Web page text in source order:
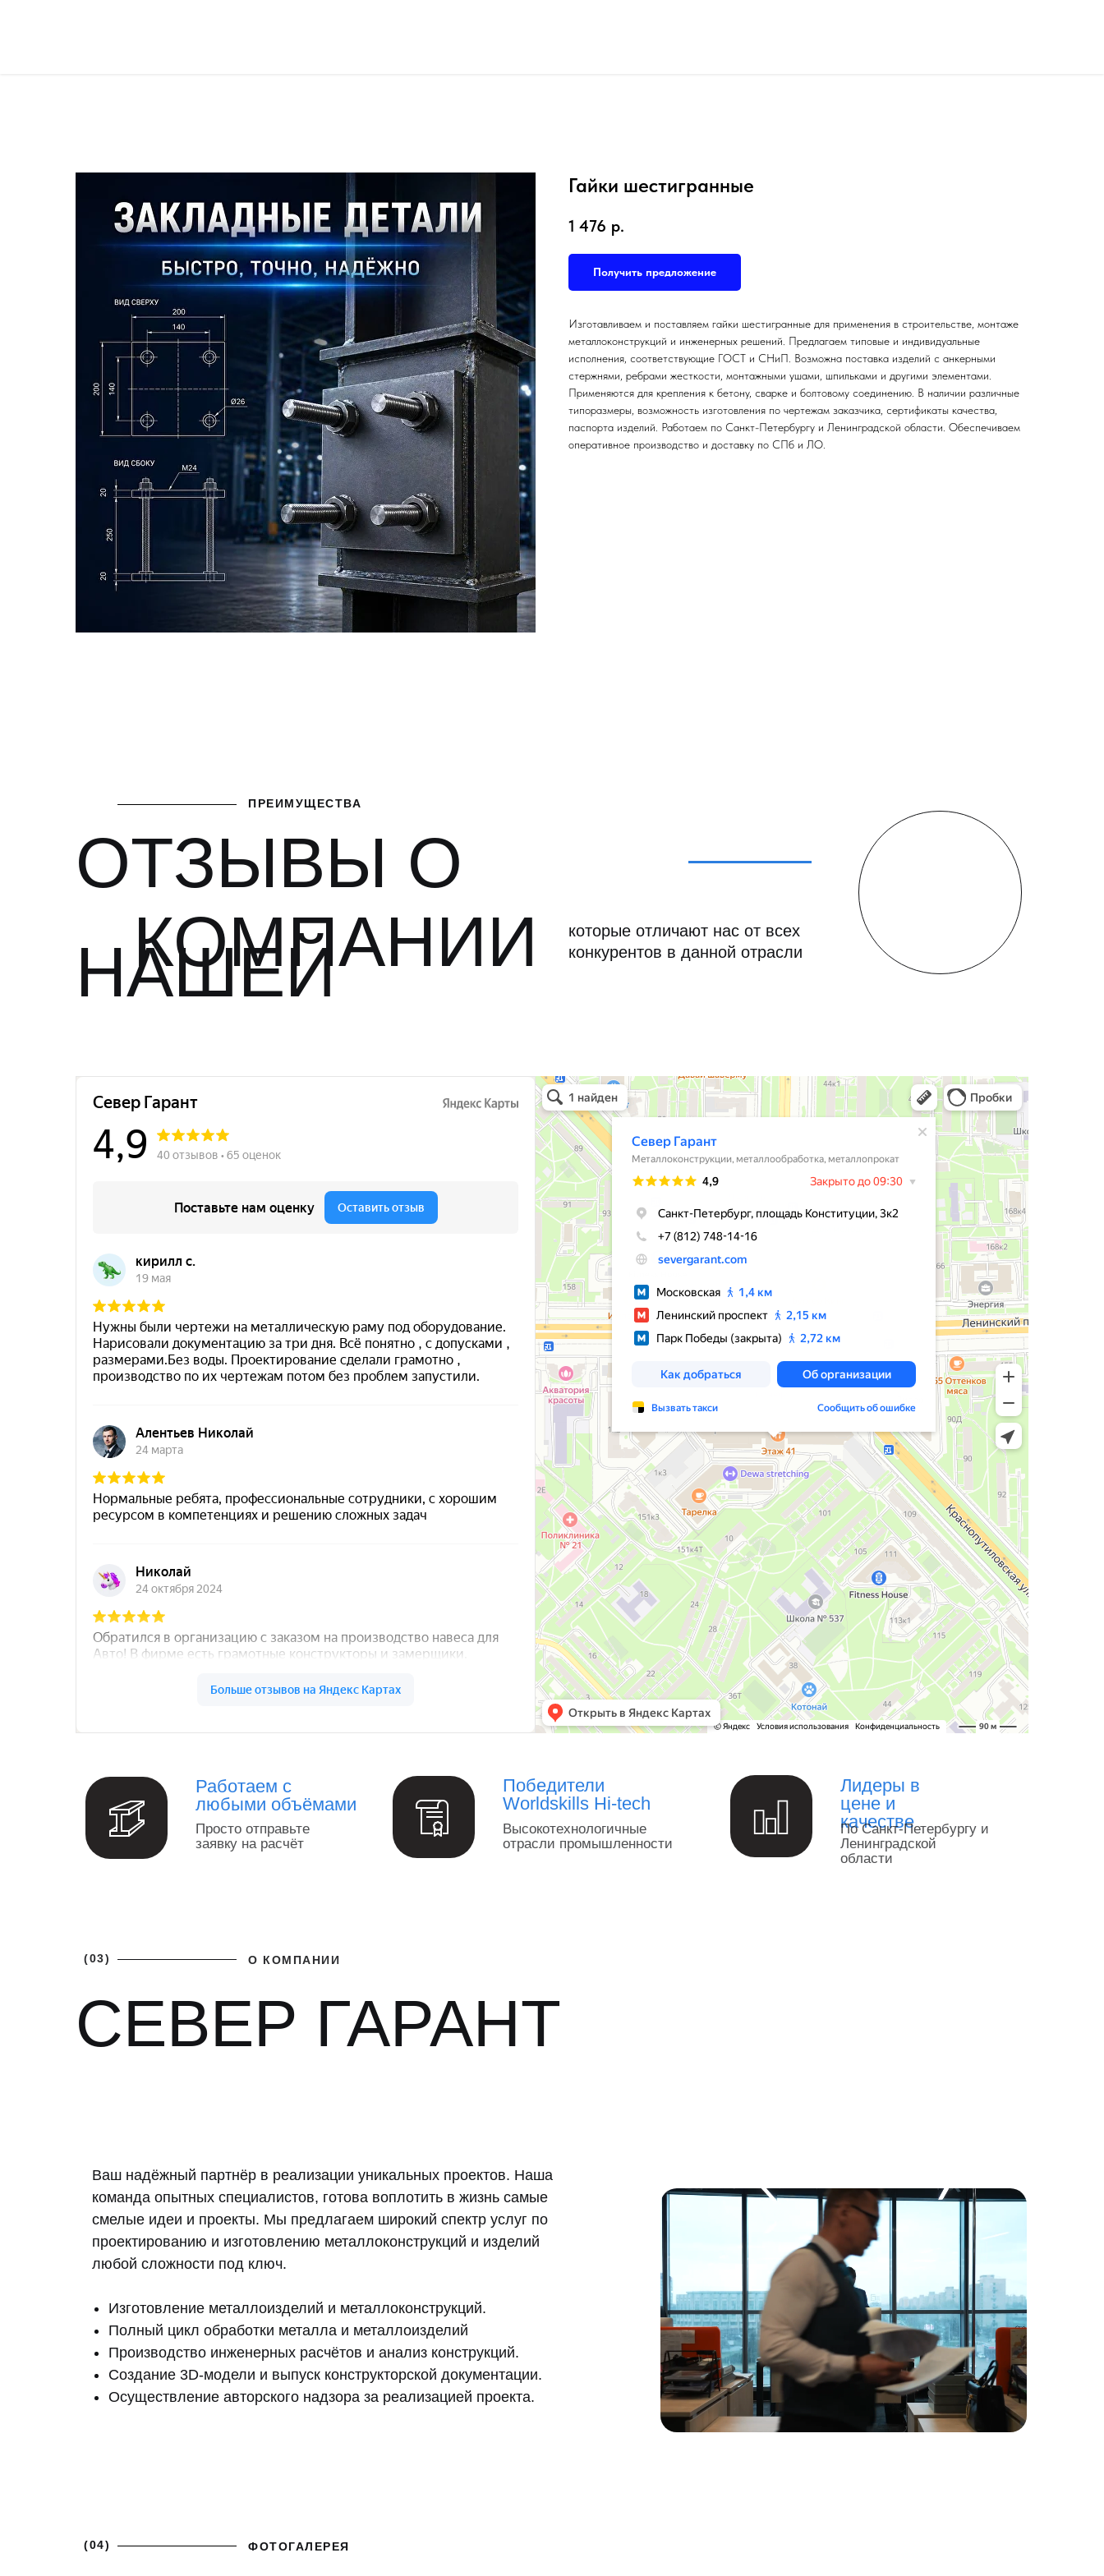
Гайки шестигранные
1 476 р.
Получить предложение
Изготавливаем и поставляем гайки шестигранные для применения в строительстве, монтаже
металлоконструкций и инженерных решений. Предлагаем типовые и индивидуальные
исполнения, соответствующие ГОСТ и СНиП. Возможна поставка изделий с анкерными
стержнями, ребрами жесткости, монтажными ушами, шпильками и другими элементами.
Применяются для крепления к бетону, сварке и болтовому соединению. В наличии различные
типоразмеры, возможность изготовления по чертежам заказчика, сертификаты качества,
паспорта изделий. Работаем по Санкт-Петербургу и Ленинградской области. Обеспечиваем
оперативное производство и доставку по СПб и ЛО.
ОТЗЫВЫ О
НАШЕЙ
КОМПАНИИ
ПРЕИМУЩЕСТВА
которые отличают нас от всех
конкурентов в данной отрасли
Север Гарант Групп
Металлоконструкции в Санкт‑Петербурге
Металлообработка в Санкт‑Петербурге
Север Гарант Групп на карте Санкт‑Петербурга — Яндекс Карты
Работаем с
любыми объёмами
Просто отправьте
заявку на расчёт
Лидеры в
цене и
качестве
По Санкт-Петербургу и
Ленинградской
области
Победители
Worldskills Hi-tech
Высокотехнологичные
отрасли промышленности
СЕВЕР ГАРАНТ
(03) О КОМПАНИИ
Ваш надёжный партнёр в реализации уникальных проектов. Наша
команда опытных специалистов, готова воплотить в жизнь самые
смелые идеи и проекты. Мы предлагаем широкий спектр услуг по
проектированию и изготовлению металлоконструкций и изделий
любой сложности под ключ.
Изготовление металлоизделий и металлоконструкций.
Полный цикл обработки металла и металлоизделий
Производство инженерных расчётов и анализ конструкций.
Создание 3D-модели и выпуск конструкторской документации.
Осуществление авторского надзора за реализацией проекта.
(04) ФОТОГАЛЕРЕЯ